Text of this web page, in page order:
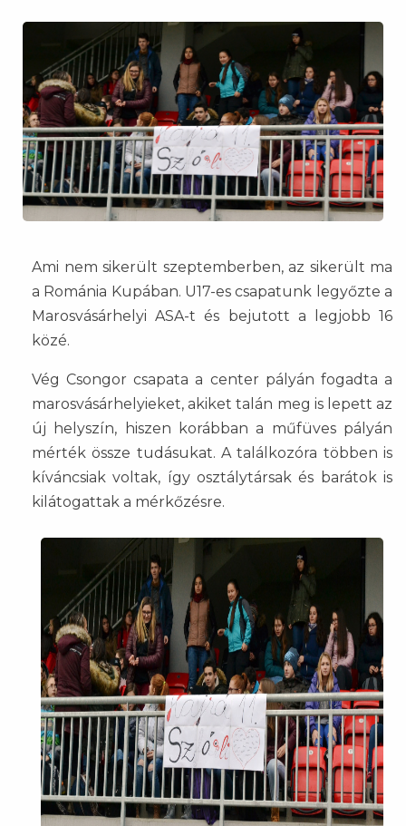
Ami nem sikerült szeptemberben, az sikerült ma
a Románia Kupában. U17-es csapatunk legyőzte a
Marosvásárhelyi ASA-t és bejutott a legjobb 16
közé.
Vég Csongor csapata a center pályán fogadta a
marosvásárhelyieket, akiket talán meg is lepett az
új helyszín, hiszen korábban a műfüves pályán
mérték össze tudásukat. A találkozóra többen is
kíváncsiak voltak, így osztálytársak és barátok is
kilátogattak a mérkőzésre.